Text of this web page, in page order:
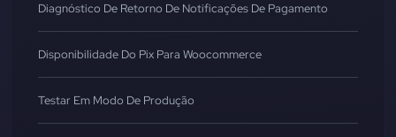
Diagnóstico De Retorno De Notificações De Pagamento
Disponibilidade Do Pix Para Woocommerce
Testar Em Modo De Produção